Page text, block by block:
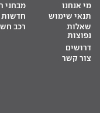
מי אנחנו
תנאי שימוש
שאלות
נפוצות
דרושים
צור קשר
מבחני
חדשות
רכב